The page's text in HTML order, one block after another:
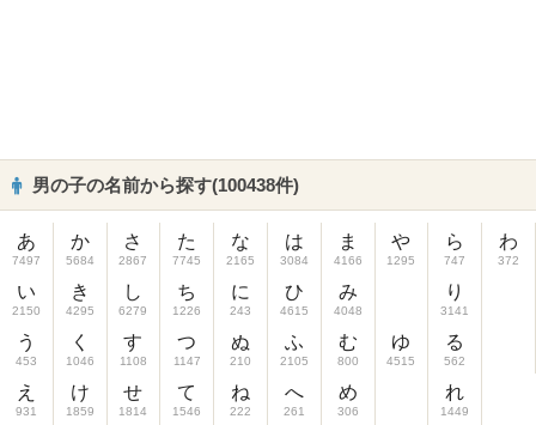
男の子の名前から探す(100438件)
あ
7497
い
2150
う
453
え
931
か
5684
き
4295
く
1046
け
1859
さ
2867
し
6279
す
1108
せ
1814
た
7745
ち
1226
つ
1147
て
1546
な
2165
に
243
ぬ
210
ね
222
は
3084
ひ
4615
ふ
2105
へ
261
ま
4166
み
4048
む
800
め
306
や
1295
ゆ
4515
ら
747
り
3141
る
562
れ
1449
わ
372